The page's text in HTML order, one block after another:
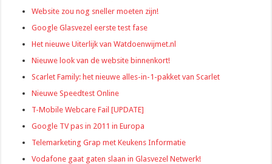
Website zou nog sneller moeten zijn!
Google Glasvezel eerste test fase
Het nieuwe Uiterlijk van Watdoenwijmet.nl
Nieuwe look van de website binnenkort!
Scarlet Family: het nieuwe alles-in-1-pakket van Scarlet
Nieuwe Speedtest Online
T-Mobile Webcare Fail [UPDATE]
Google TV pas in 2011 in Europa
Telemarketing Grap met Keukens Informatie
Vodafone gaat gaten slaan in Glasvezel Netwerk!